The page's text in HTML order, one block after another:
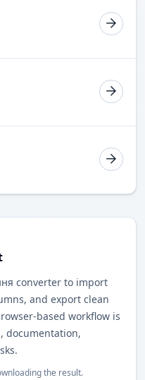
converter to import
and export clean
based workflow is
documentation,
the result.